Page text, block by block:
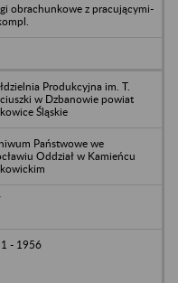
obrachunkowe z pracującymi-
Produkcyjna im. T.
w Dzbanowie powiat
Śląskie
Państwowe we
Oddział w Kamieńcu
- 1956